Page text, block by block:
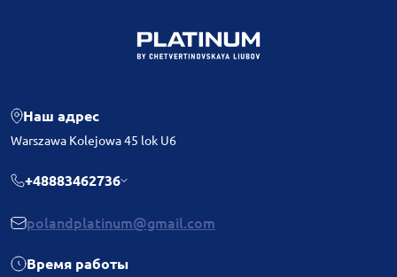
Наш адрес
Warszawa Kolejowa 45 lok U6
+48883462736
polandplatinum@gmail.com
Время работы